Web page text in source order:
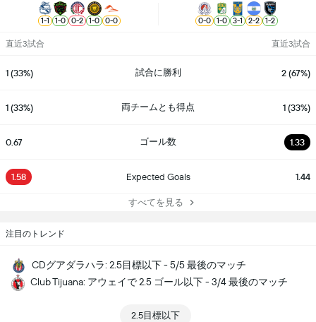
1-1 1-0 0-2 1-0 0-0 0-0 1-0 3-1 2-2 1-2
直近3試合 直近3試合
1 (33%) 試合に勝利 2 (67%)
1 (33%) 両チームとも得点 1 (33%)
0.67 ゴール数 1.33
1.58 Expected Goals 1.44
すべてを見る
注目のトレンド
CDグアダラハラ: 2.5目標以下 - 5/5 最後のマッチ
Club Tijuana: アウェイで 2.5 ゴール以下 - 3/4 最後のマッチ
2.5目標以下